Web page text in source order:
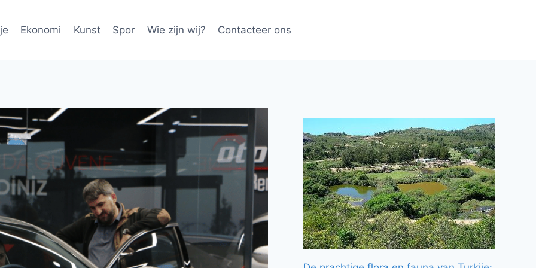
Ekonomi Kunst Spor Wie zijn wij? Contacteer ons